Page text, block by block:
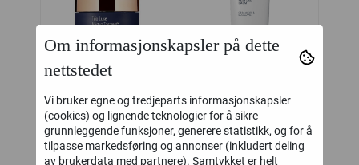
‹ ›
Om informasjonskapsler på dette
nettstedet
Vi bruker egne og tredjeparts informasjonskapsler
(cookies) og lignende teknologier for å sikre
grunnleggende funksjoner, generere statistikk, og for å
tilpasse markedsføring og annonser (inkludert deling
av brukerdata med partnere). Samtykket er helt